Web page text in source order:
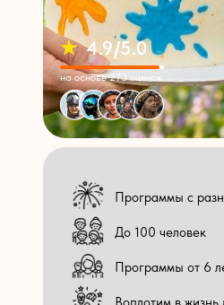
на основе 273 оценок
4.9/5.0
Программы от 6
До 100 человек
Программы с